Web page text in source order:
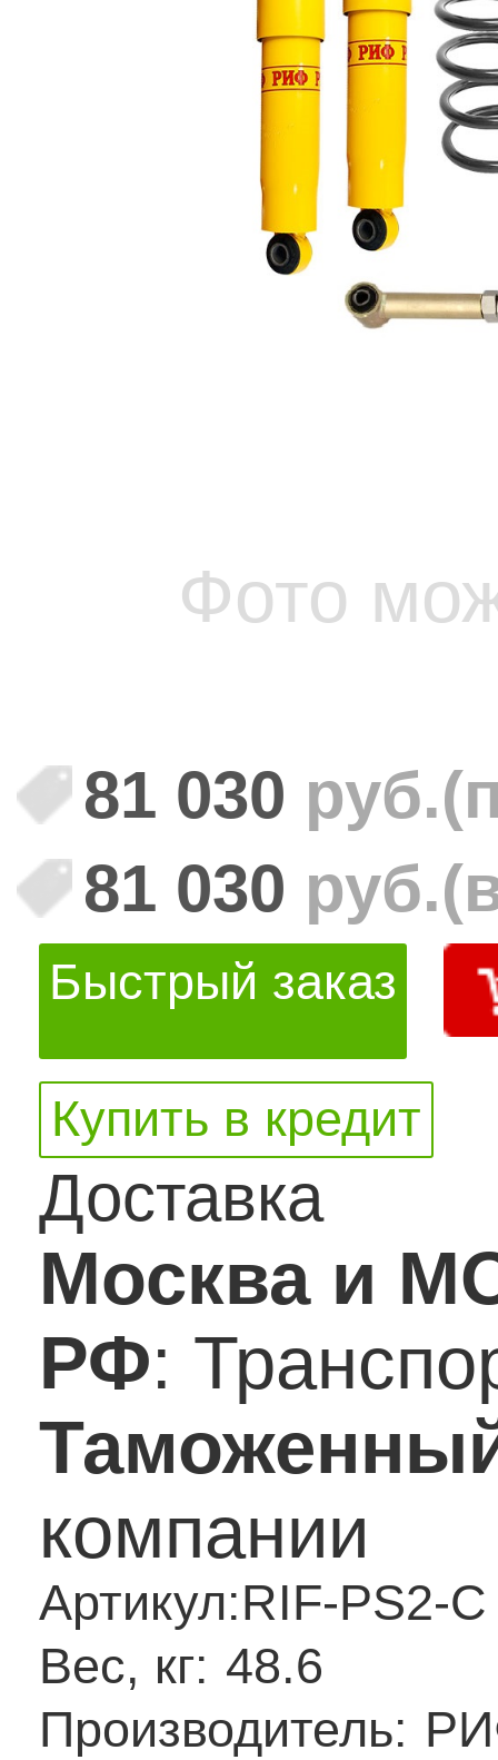
Фото
81 030 руб.
81 030 руб.
Быстрый заказ
Купить в кредит
Доставка
Москва и
РФ:
компании
Артикул:RIF-PS2-C
Вес, кг: 48.6
Производитель: